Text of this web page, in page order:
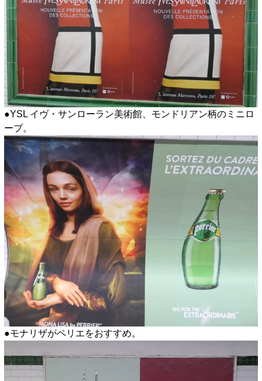
●YSL イヴ・サンローラン美術館、モンドリアン柄のミニロ
ーブ。
●モナリザがペリエをおすすめ。